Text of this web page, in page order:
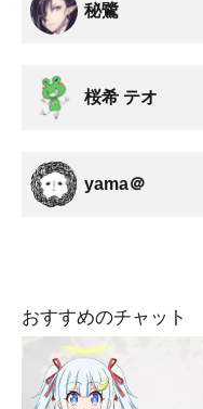
秘鷺
桜希 テオ
yama＠
おすすめのチャット